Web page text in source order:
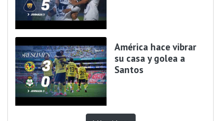
América hace vibrar
su casa y golea a
Santos